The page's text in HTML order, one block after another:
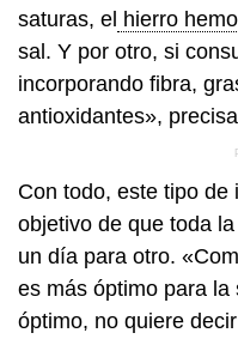
saturas, el hierro
sal. Y por otro, si
incorporando fibra,
antioxidantes»,
Con todo, este tipo de
objetivo de que toda
un día para otro.
es más óptimo para
óptimo, no quiere